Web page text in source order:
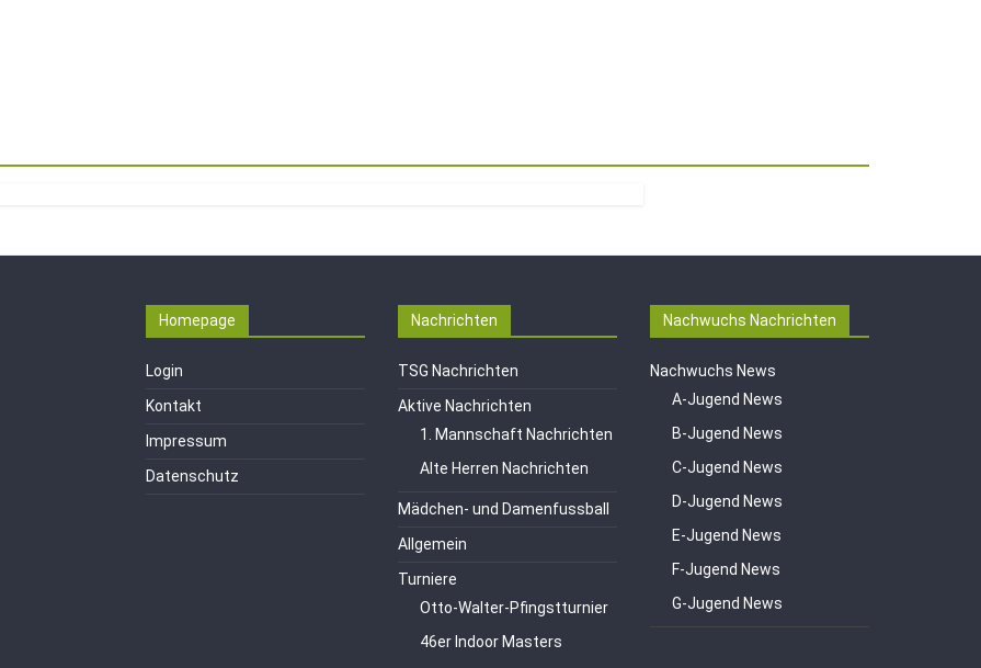
Homepage
Login
Kontakt
Impressum
Datenschutz
Nachrichten
TSG Nachrichten
Aktive Nachrichten
1. Mannschaft Nachrichten
Alte Herren Nachrichten
Mädchen- und Damenfussball
Allgemein
Turniere
Otto-Walter-Pfingstturnier
46er Indoor Masters
Nachwuchs Nachrichten
Nachwuchs News
A-Jugend News
B-Jugend News
C-Jugend News
D-Jugend News
E-Jugend News
F-Jugend News
G-Jugend News